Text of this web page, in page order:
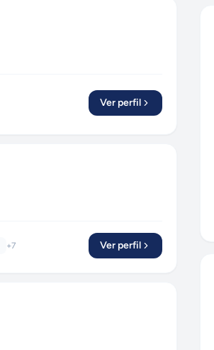
Ver perfil
+7 Ver perfil